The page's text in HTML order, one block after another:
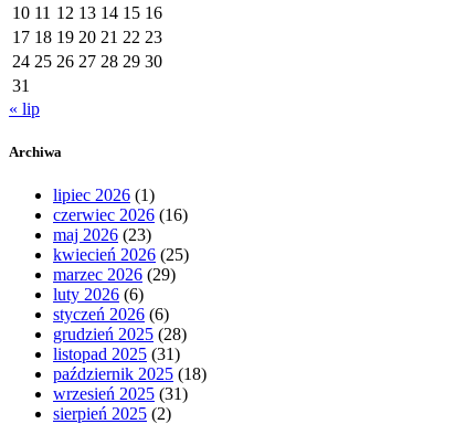
10 11 12 13 14 15 16
17 18 19 20 21 22 23
24 25 26 27 28 29 30
31
« lip
Archiwa
lipiec 2026 (1)
czerwiec 2026 (16)
maj 2026 (23)
kwiecień 2026 (25)
marzec 2026 (29)
luty 2026 (6)
styczeń 2026 (6)
grudzień 2025 (28)
listopad 2025 (31)
październik 2025 (18)
wrzesień 2025 (31)
sierpień 2025 (2)